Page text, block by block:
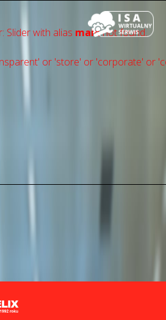
Slider with alias mainnot found.
or 'store' or 'сorporate' or